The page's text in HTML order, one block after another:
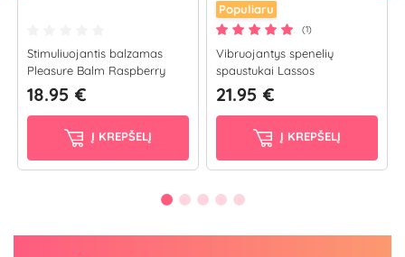
Stimuliuojantis balzamas
Pleasure Balm Raspberry
Kiss (50...
18.95 €
Į KREPŠELĮ
Populiaru
(1)
Vibruojantys spenelių
spaustukai Lassos
21.95 €
Į KREPŠELĮ